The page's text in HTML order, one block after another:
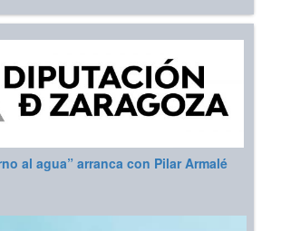
al agua” arranca con Pilar Armalé